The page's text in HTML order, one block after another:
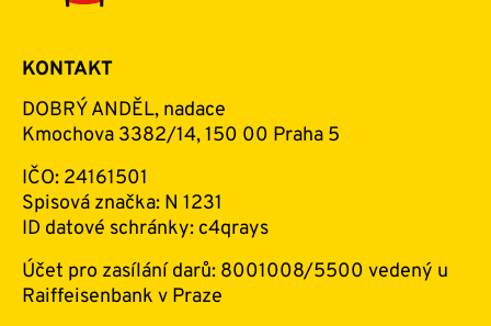
KONTAKT
DOBRÝ ANDĚL, nadace
Kmochova 3382/14, 150 00 Praha 5
IČO: 24161501
Spisová značka: N 1231
ID datové schránky: c4qrays
Účet pro zasílání darů: 8001008/5500 vedený u
Raiffeisenbank v Praze